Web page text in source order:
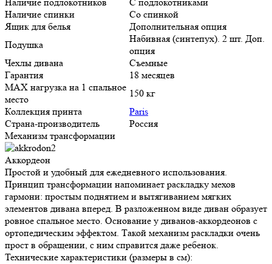
Наличие спинки
Со спинкой
Ящик для белья
Дополнительная опция
Подушка
Набивная (синтепух). 2 шт. Доп.
опция
Чехлы дивана
Съемные
Гарантия
18 месяцев
MAX нагрузка на 1 спальное
место
150 кг
Коллекция принта
Paris
Страна-производитель
Россия
Механизм трансформации
Аккордеон
Простой и удобный для ежедневного использования. Принцип
трансформации напоминает раскладку мехов гармони: простым
поднятием и вытягиванием мягких элементов дивана вперед. В
разложенном виде диван образует ровное спальное место.
Основание у диванов-аккордеонов с ортопедическим эффектом.
Такой механизм раскладки очень прост в обращении, с ним
справится даже ребенок.
Технические характеристики (размеры в см):